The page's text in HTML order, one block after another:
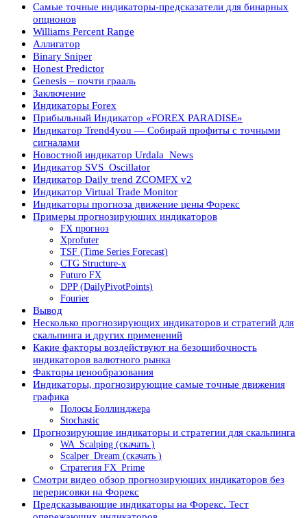
Самые точные индикаторы-предсказатели для бинарных
опционов
Williams Percent Range
Аллигатор
Binary Sniper
Honest Predictor
Genesis – почти грааль
Заключение
Индикаторы Forex
Прибыльный Индикатор «FOREX PARADISE»
Индикатор Trend4you — Собирай профиты с точными
сигналами
Новостной индикатор Urdala_News
Индикатор SVS_Oscillator
Индикатор Daily trend ZCOMFX v2
Индикатор Virtual Trade Monitor
Индикаторы прогноза движение цены Форекс
Примеры прогнозирующих индикаторов
FX прогноз
Xprofuter
TSF (Time Series Forecast)
CTG Structure-x
Futuro FX
DPP (DailyPivotPoints)
Fourier
Вывод
Несколько прогнозирующих индикаторов и стратегий для
скальпинга и других применений
Какие факторы воздействуют на безошибочность
индикаторов валютного рынка
Факторы ценообразования
Индикаторы, прогнозирующие самые точные движения
графика
Полосы Боллинджера
Stochastic
Прогнозирующие индикаторы и стратегии для скальпинга
WA_Scalping (скачать )
Scalper_Dream (скачать )
Стратегия FX_Prime
Смотри видео обзор прогнозирующих индикаторов без
перерисовки на Форекс
Предсказывающие индикаторы на Форекс. Тест